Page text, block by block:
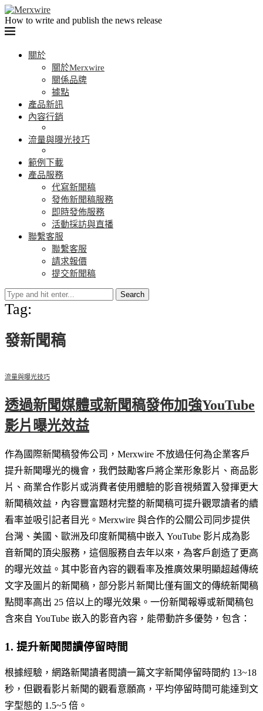
How to write and publish the news release
關於
關於Merxwire
關係品牌
據點
產品新訊
內容行銷
流量與曝光技巧
範例下載
產品服務
代寫新聞稿
發佈新聞稿服務
即時發佈服務
活動採訪與直播
聯繫客服
聯繫客服
請求報價
提交新聞稿
Search
Tag:
發新聞稿
流量與曝光技巧
透過新聞媒體或新聞稿發佈加強YouTube
影片曝光效益
作為國際新聞稿發佈公司，Merxwire 不放過任何為企業客戶
提升新聞曝光的機會，我們鼓勵客戶將企業形象影片、商品影
片、商業合作影片或消費者使用體驗的影音視頻置入發揮更大
新聞稿效益，內容豐富題材完整的新聞稿可提升觀眾讀者的續
看率並吸引記者目光。Merxwire 與合作的公關公司同步提供
台灣、美國、歐洲及印度新聞稿中嵌入 YouTube 影片成為影
音新聞的頂尖服務，這個服務自去年以來，為客戶創造了更高
的曝光效益。其中影音內容的觀看率及推廣效果明顯超越傳統
文字及圖片的新聞稿，部分影片新聞比僅有圖文的傳統新聞稿
點閱率高出 25 倍以上的曝光效果。一份新聞報導或新聞稿包
含來自 YouTube 嵌入的影音內容，能帶動許多優勢，包含：
1. 提升新聞閱讀停留時間
根據經驗，網路新聞讀者閱讀一篇文字新聞停留時間約 13~18
秒，但觀看影片新聞的觀看意願高，平均停留時間可能達到文
字型態的 1.5~5 倍。